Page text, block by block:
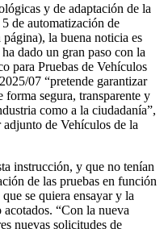
y de adaptación de la
de automatización de
la buena noticia es
dado un gran paso con la
para Pruebas de Vehículos
07 “pretende garantizar
forma segura, transparente y
como a la ciudadanía”,
de Vehículos de la
instrucción, y que no tenían
de las pruebas en función
se quiera ensayar y la
“Con la nueva
nuevas solicitudes de